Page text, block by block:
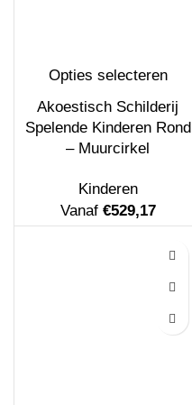
Opties selecteren
Akoestisch Schilderij
Spelende Kinderen Rond
– Muurcirkel
Kinderen
Vanaf €529,17